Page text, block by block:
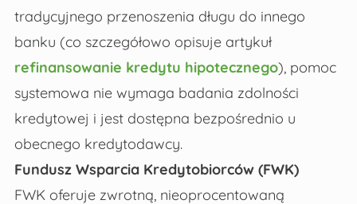
tradycyjnego przenoszenia długu do innego
banku (co szczegółowo opisuje artykuł
refinansowanie kredytu hipotecznego), pomoc
systemowa nie wymaga badania zdolności
kredytowej i jest dostępna bezpośrednio u
obecnego kredytodawcy.
Fundusz Wsparcia Kredytobiorców (FWK)
FWK oferuje zwrotną, nieoprocentowaną